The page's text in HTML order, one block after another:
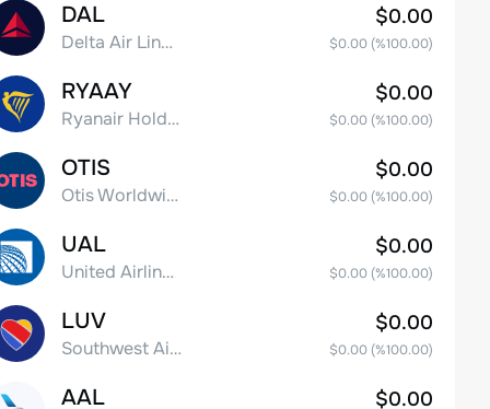
DAL
Delta Air Lines, Inc.
$0.00
$0.00(%100.00)
RYAAY
Ryanair Holdings plc American Depositary Shares
$0.00
$0.00(%100.00)
OTIS
Otis Worldwide Corporation
$0.00
$0.00(%100.00)
UAL
United Airlines Holdings, Inc. Common Stock
$0.00
$0.00(%100.00)
LUV
Southwest Airlines Co.
$0.00
$0.00(%100.00)
AAL $0.00